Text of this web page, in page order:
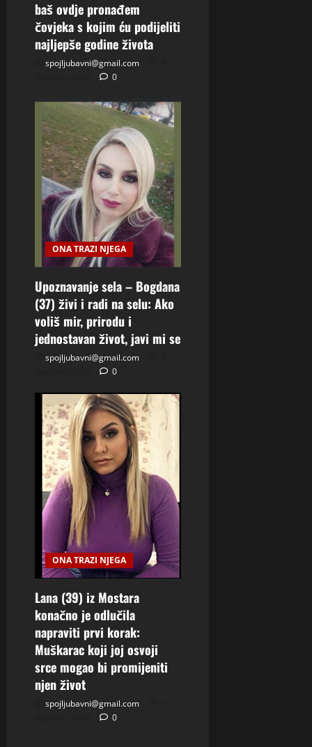
baš ovdje pronađem
čovjeka s kojim ću podijeliti
najljepše godine života
spojljubavni@gmail.com
0
ONA TRAZI NJEGA
Upoznavanje sela – Bogdana
(37) živi i radi na selu: Ako
voliš mir, prirodu i
jednostavan život, javi mi se
spojljubavni@gmail.com
0
ONA TRAZI NJEGA
Lana (39) iz Mostara
konačno je odlučila
napraviti prvi korak:
Muškarac koji joj osvoji
srce mogao bi promijeniti
njen život
spojljubavni@gmail.com
0